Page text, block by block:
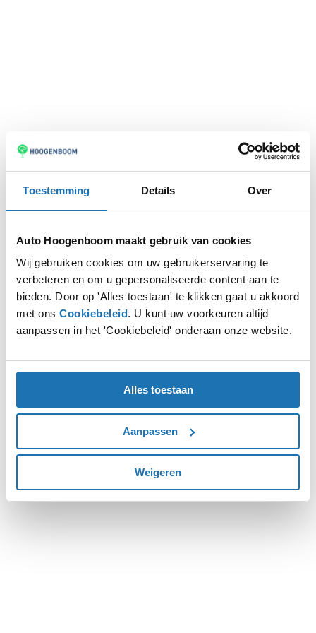
Toestemming Details Over
Auto Hoogenboom maakt gebruik van cookies
Wij gebruiken cookies om uw gebruikerservaring te
verbeteren en om u gepersonaliseerde content aan te
bieden. Door op 'Alles toestaan' te klikken gaat u akkoord
met ons Cookiebeleid. U kunt uw voorkeuren altijd
aanpassen in het 'Cookiebeleid' onderaan onze website.
Alles toestaan
Aanpassen
Weigeren
Application error: aclient-side exception has occurred while
loadingwww.autohoogenboom.nl (see the browser console
more information).